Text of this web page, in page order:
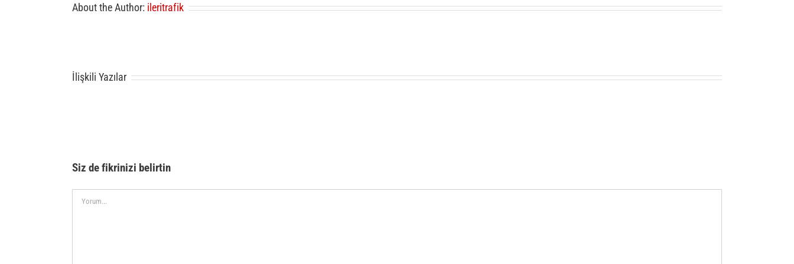
About the Author: ileritrafik
İlişkili Yazılar
Siz de fikrinizi belirtin
Comment